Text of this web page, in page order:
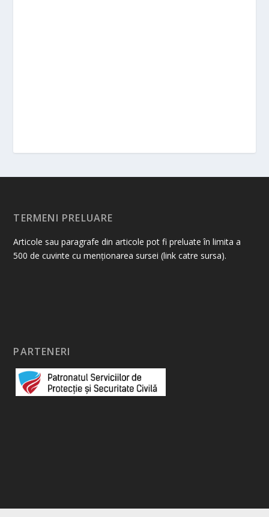
TERMENI PRELUARE
Articole sau paragrafe din articole pot fi preluate în limita a
500 de cuvinte cu menționarea sursei (link catre sursa).
PARTENERI